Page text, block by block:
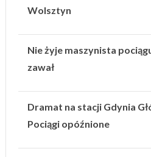
Wolsztyn
Nie żyje maszynista
zawał
Dramat na stacji Gdynia
Pociągi opóźnione